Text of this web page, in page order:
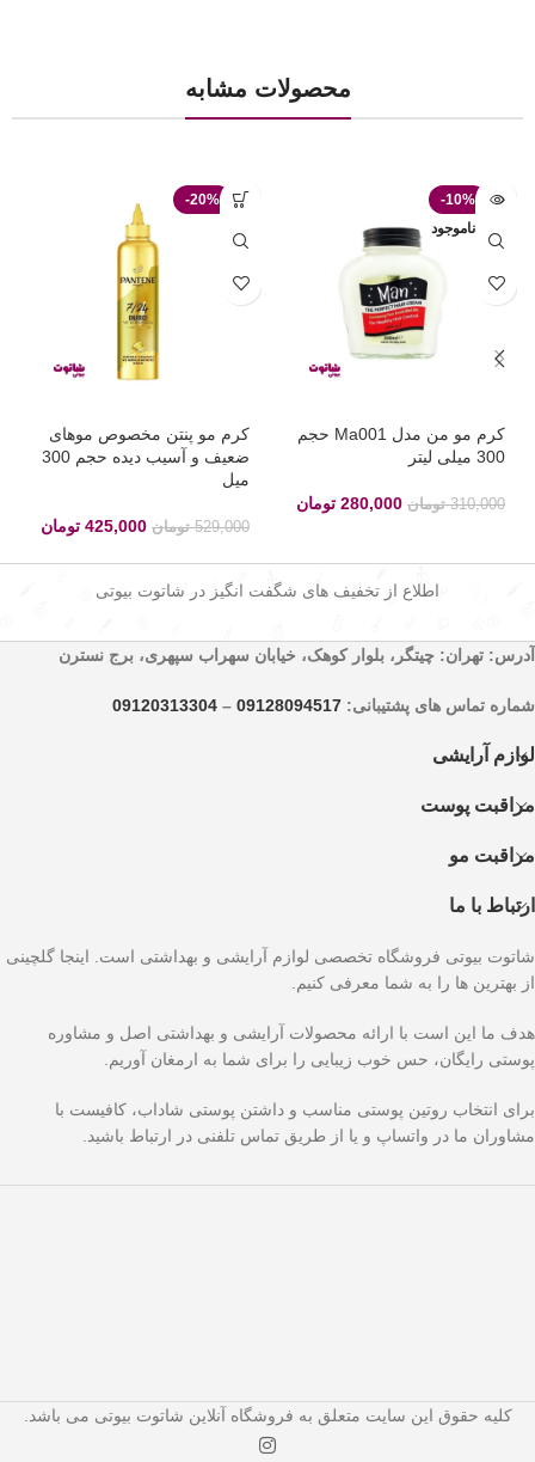
محصولات مشابه
-10%
ناموجود
کرم مو من مدل Ma001 حجم
300 میلی لیتر
310,000 تومان 280,000 تومان
-20%
کرم مو پنتن مخصوص موهای
ضعیف و آسیب دیده حجم 300
میل
529,000 تومان 425,000 تومان
اطلاع از تخفیف های شگفت انگیز در شاتوت بیوتی
آدرس: تهران: چیتگر، بلوار کوهک، خیابان سهراب سپهری، برج نسترن
شماره تماس های پشتیبانی: 09128094517
–
09120313304
لوازم آرایشی
مراقبت پوست
مراقبت مو
ارتباط با ما
شاتوت بیوتی فروشگاه تخصصی لوازم آرایشی و بهداشتی است. اینجا گلچینی
از بهترین ها را به شما معرفی کنیم.
هدف ما این است با ارائه محصولات آرایشی و بهداشتی اصل و مشاوره
پوستی رایگان، حس خوب زیبایی را برای شما به ارمغان آوریم.
برای انتخاب روتین پوستی مناسب و داشتن پوستی شاداب، کافیست با
مشاوران ما در واتساپ و یا از طریق تماس تلفنی در ارتباط باشید.
کلیه حقوق این سایت متعلق به فروشگاه آنلاین شاتوت بیوتی می باشد.